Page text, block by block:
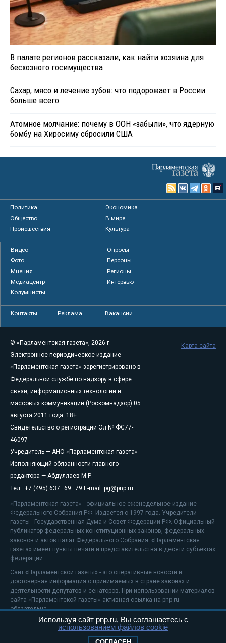
В палате регионов рассказали, как найти хозяина для
бесхозного госимущества
Сахар, мясо и лечение зубов: что подорожает в России
больше всего
Атомное молчание: почему в ООН «забыли», что ядерную
бомбу на Хиросиму сбросили США
Политика
Экономика
Общество
В мире
Происшествия
Культура
Видео
Опросы
Фото
Персоны
Мнения
Регионы
Медиацентр
Интервью
Колумнисты
Контакты Реклама Вакансии
© «Парламентская газета», 2026 г.
Электронное периодическое издание
«Парламентская газета» зарегистрировано в
Федеральной службе по надзору в сфере
связи, информационных технологий и
массовых коммуникаций (Роскомнадзор) 05
августа 2011 года. 18+
Свидетельство о регистрации Эл № ФС77-
46097
Учредитель — АНО «Парламентская газета»
Исполняющий обязанности главного
редактора — Абдуллаев М.Р.
Тел.: +7 (495) 637–69–79 E-mail: pg@pnp.ru
«Парламентская газета» - официальное еженедельное издание
Федерального Собрания РФ. Издается с 1997 года. Учредители
газеты - Государственная Дума и Совет Федерации РФ. Официальный
публикатор федеральных конституционных законов, федеральных
законов и актов палат Федерального Собрания. «Парламентская
газета» имеет пункты печати и представительства в десяти субъектах
федерации.
Сайт «Парламентской газеты» - это оперативные новости и
достоверная информация о принимаемых в стране законах и
деятельности депутатов и сенаторов. При использовании материалов
сайта «Парламентской газеты» активная ссылка на pnp.ru
обязательна.
На информационном ресурсе применяютсярекомендательные
Положение о защите персональных данных
Карта сайта
Используя сайт pnp.ru, Вы соглашаетесь с
использованием файлов cookie